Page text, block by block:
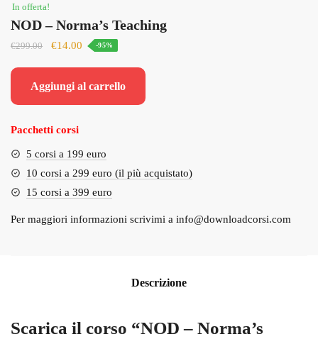
In offerta!
NOD – Norma’s Teaching
€299.00
Il
era:
€14.00 Il
è:
-95%
Aggiungi al carrello
Pacchetti corsi
5 corsi a 199 euro
10 corsi a 299 euro (il più acquistato)
15 corsi a 399 euro
Per maggiori informazioni scrivimi a info@downloadcorsi.com
Descrizione
Scarica il corso “NOD – Norma’s